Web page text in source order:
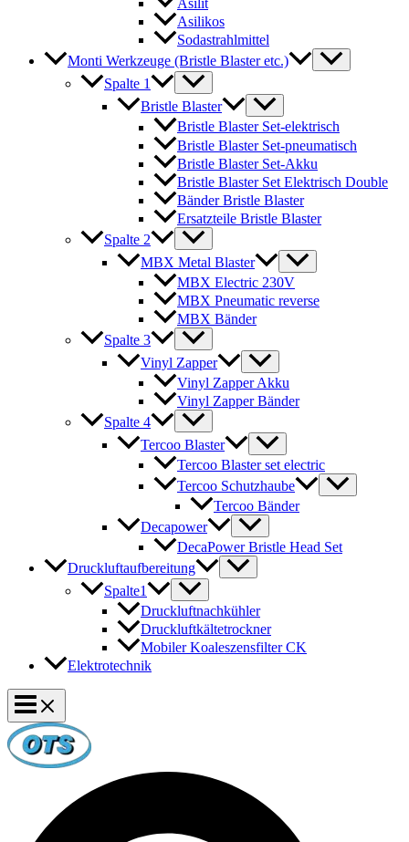
Asilit
Asilikos
Sodastrahlmittel
Monti Werkzeuge (Bristle Blaster etc.)
Spalte 1
Bristle Blaster
Bristle Blaster Set-elektrisch
Bristle Blaster Set-pneumatisch
Bristle Blaster Set-Akku
Bristle Blaster Set Elektrisch Double
Bänder Bristle Blaster
Ersatzteile Bristle Blaster
Spalte 2
MBX Metal Blaster
MBX Electric 230V
MBX Pneumatic reverse
MBX Bänder
Spalte 3
Vinyl Zapper
Vinyl Zapper Akku
Vinyl Zapper Bänder
Spalte 4
Tercoo Blaster
Tercoo Blaster set electric
Tercoo Schutzhaube
Tercoo Bänder
Decapower
DecaPower Bristle Head Set
Druckluftaufbereitung
Spalte1
Druckluftnachkühler
Druckluftkältetrockner
Mobiler Koaleszensfilter CK
Elektrotechnik